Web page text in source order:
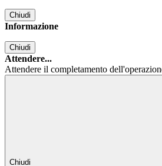
Chiudi
Informazione
Chiudi
Attendere...
Attendere il completamento
Chiudi